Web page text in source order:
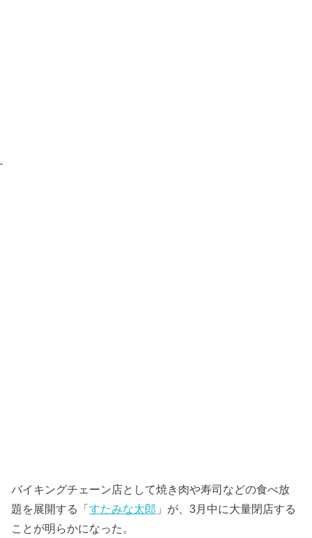
バイキングチェーン店として焼き肉や寿司などの食べ放
題を展開する「すたみな太郎 」が、3月中に大量閉店する
ことが明らかになった。